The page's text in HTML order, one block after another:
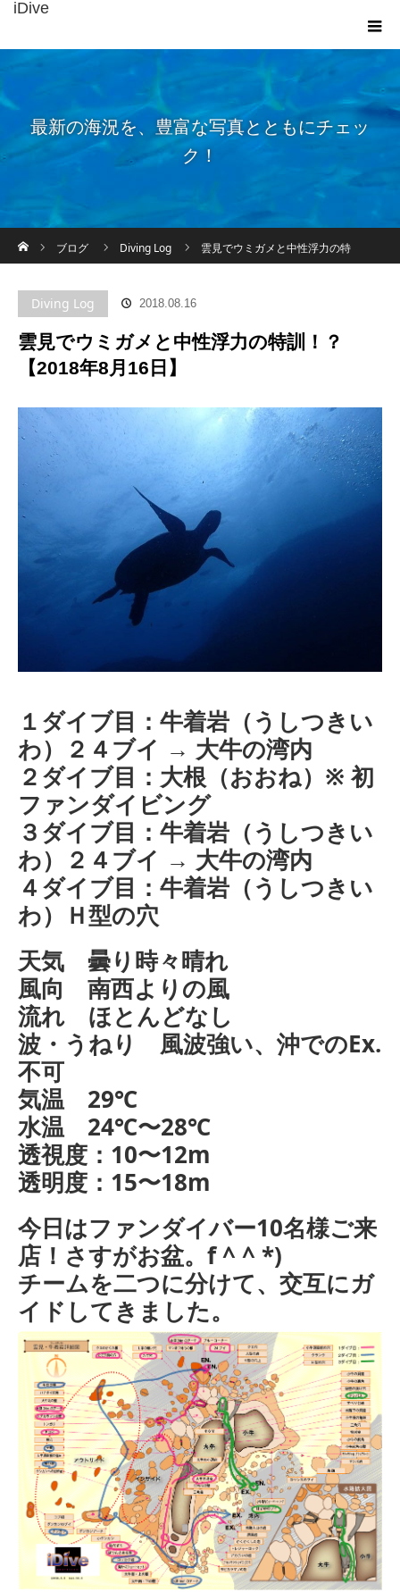
iDive
最新の海況を、豊富な写真とともにチェッ
ク！
ブログ
Diving Log 雲見でウミガメと中性浮力の特
Diving Log 2018.08.16
雲見でウミガメと中性浮力の特訓！？
【2018年8月16日】
１ダイブ目：牛着岩（うしつきい
わ）２４ブイ → 大牛の湾内
２ダイブ目：大根（おおね）※ 初
ファンダイビング
３ダイブ目：牛着岩（うしつきい
わ）２４ブイ → 大牛の湾内
４ダイブ目：牛着岩（うしつきい
わ）Ｈ型の穴
天気 曇り時々晴れ
風向 南西よりの風
流れ ほとんどなし
波・うねり 風波強い、沖でのEx.
不可
気温 29℃
水温 24℃〜28℃
透視度：10〜12m
透明度：15〜18m
今日はファンダイバー10名様ご来
店！さすがお盆。f ^ ^ *)
チームを二つに分けて、交互にガ
イドしてきました。